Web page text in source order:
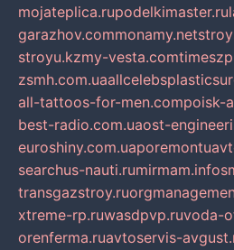
mojateplica.rupodelkimaster.ru
garazhov.commonamy.net
stroyu.kzmy-vesta.com
zsmh.com.ua
all-tattoos-for-men.compoisk-
best-radio.com.uaost-
euroshiny.com.ua
searchus-nauti.rumirmam.info
transgazstroy.ru
xtreme-rp.ruwasdpvp.ruvoda-
orenferma.ruavtoservis-